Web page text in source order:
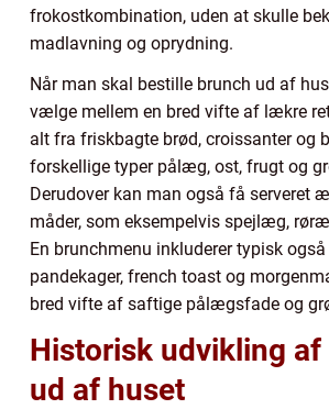
frokostkombination, uden at skulle
madlavning og oprydning.
Når man skal bestille brunch ud af
vælge mellem en bred vifte af lækre
alt fra friskbagte brød, croissanter og
forskellige typer pålæg, ost, frugt og
Derudover kan man også få serveret
måder, som eksempelvis spejlæg,
En brunchmenu inkluderer typisk
pandekager, french toast og
bred vifte af saftige pålægsfade og
Historisk udvikling af
ud af huset